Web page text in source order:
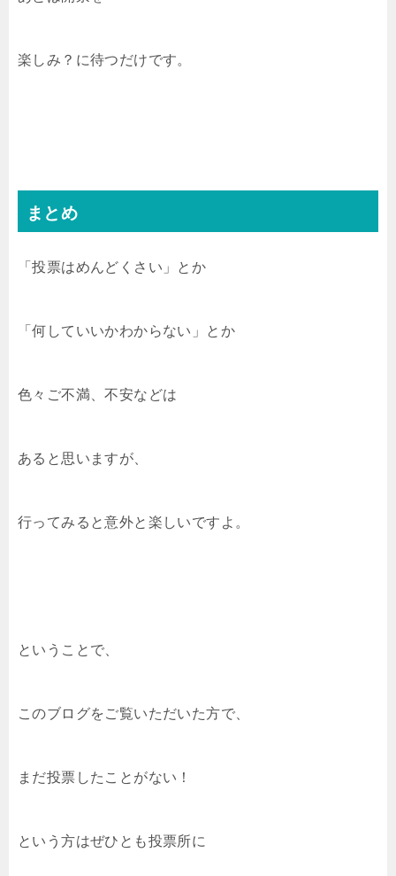
楽しみ？に待つだけです。
まとめ
「投票はめんどくさい」とか
「何していいかわからない」とか
色々ご不満、不安などは
あると思いますが、
行ってみると意外と楽しいですよ。
ということで、
このブログをご覧いただいた方で、
まだ投票したことがない！
という方はぜひとも投票所に